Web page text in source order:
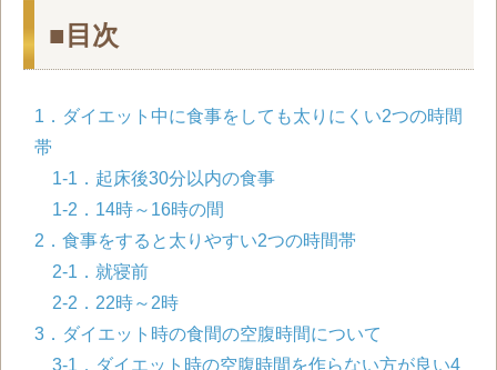
■目次
1．ダイエット中に食事をしても太りにくい2つの時間
帯
1-1．起床後30分以内の食事
1-2． 14時～ 16時の間
2．食事をすると太りやすい2つの時間帯
2-1．就寝前
2-2． 22時～ 2時
3．ダイエット時の食間の空腹時間について
3-1．ダイエット時の空腹時間を作らない方が良い4